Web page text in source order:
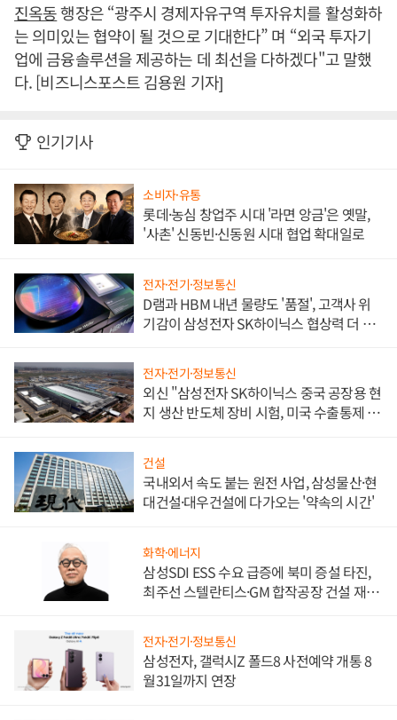
진옥동행장은 “광주시 경제자유구역 투자유치를 활성화하
는 의미있는 협약이 될 것으로 기대한다” 며 “외국 투자기
업에 금융솔루션을 제공하는 데 최선을 다하겠다"고 말했
다. [비즈니스포스트 김용원 기자]
인기기사
소비자·유통
롯데·농심 창업주 시대 '라면 앙금'은 옛말,
'사촌' 신동빈·신동원 시대 협업 확대일로
전자·전기·정보통신
D램과 HBM 내년 물량도 '품절', 고객사 위
기감이 삼성전자 SK하이닉스 협상력 더 키
전자·전기·정보통신
외신 "삼성전자 SK하이닉스 중국 공장용 현
지 생산 반도체 장비 시험, 미국 수출통제 대
건설
국내외서 속도 붙는 원전 사업, 삼성물산·현
대건설·대우건설에 다가오는 '약속의 시간'
화학·에너지
삼성SDI ESS 수요 급증에 북미 증설 타진,
최주선 스텔란티스·GM 합작공장 건설 재추
전자·전기·정보통신
삼성전자, 갤럭시Z 폴드8 사전예약 개통 8
월31일까지 연장